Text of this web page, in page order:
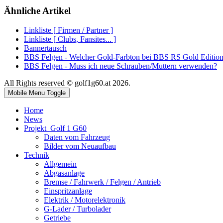
Ähnliche Artikel
Linkliste [ Firmen / Partner ]
Linkliste [ Clubs, Fansites... ]
Bannertausch
BBS Felgen - Welcher Gold-Farbton bei BBS RS Gold
BBS Felgen - Muss ich neue Schrauben/Muttern verwenden?
All Rights reserved © golf1g60.at 2026.
Mobile Menu Toggle
Home
News
Projekt_Golf 1 G60
Daten vom Fahrzeug
Bilder vom Neuaufbau
Technik
Allgemein
Abgasanlage
Bremse / Fahrwerk / Felgen / Antrieb
Einspritzanlage
Elektrik / Motorelektronik
G-Lader / Turbolader
Getriebe